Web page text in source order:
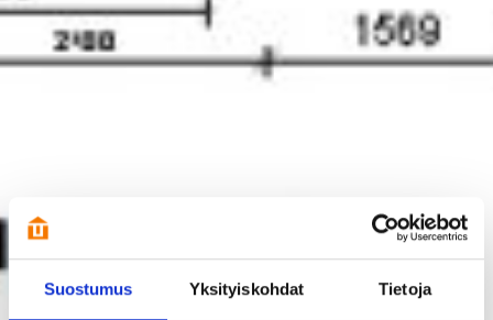
Suostumus Yksityiskohdat Tietoja